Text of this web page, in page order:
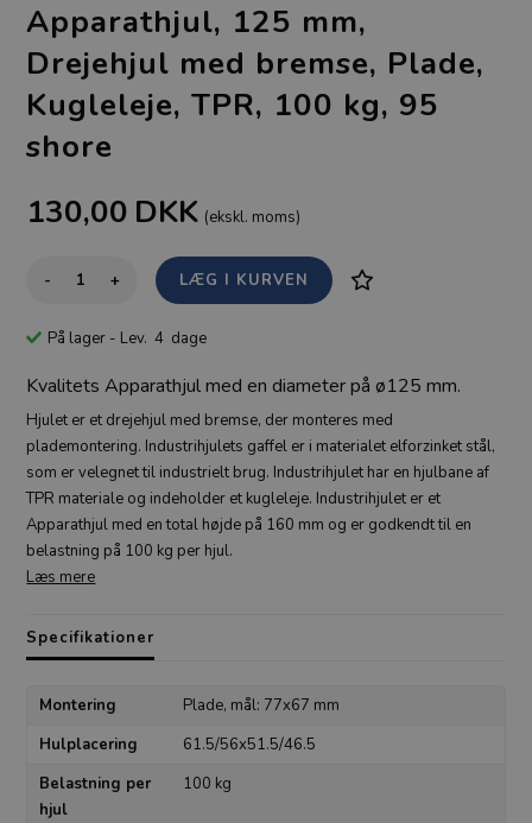
Apparathjul, 125 mm,
Drejehjul med bremse, Plade,
Kugleleje, TPR, 100 kg, 95
shore
130,00 DKK (ekskl. moms)
- +
På lager - Lev. 4 dage
Kvalitets Apparathjul med en diameter på ø125 mm.
Hjulet er et drejehjul med bremse, der monteres med
plademontering. Industrihjulets gaffel er i materialet elforzinket stål,
som er velegnet til industrielt brug. Industrihjulet har en hjulbane af
TPR materiale og indeholder et kugleleje. Industrihjulet er et
Apparathjul med en total højde på 160 mm og er godkendt til en
belastning på 100 kg per hjul.
Læs mere
Specifikationer
Montering
Plade, mål: 77x67 mm
Hulplacering
61.5/56x51.5/46.5
Belastning per
hjul
100 kg